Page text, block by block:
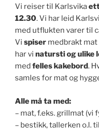
Vi reiser til Karlsvika
12.30. Vi har leid
med utflukten varer til
Vi spiser medbrakt
har vi natursti og ulike
med felles kakebord.
samles for mat og
Alle må ta med:
– mat, f.eks. grillmat
– bestikk, tallerken o.l.